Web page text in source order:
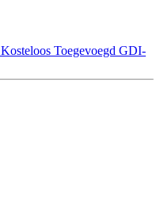
Kosteloos Toegevoegd GDI-